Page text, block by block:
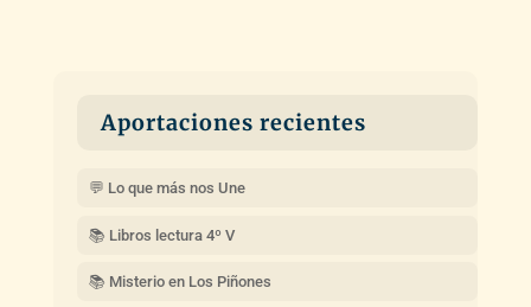
Aportaciones recientes
💬 Lo que más nos Une
📚 Libros lectura 4º V
📚 Misterio en Los Piñones